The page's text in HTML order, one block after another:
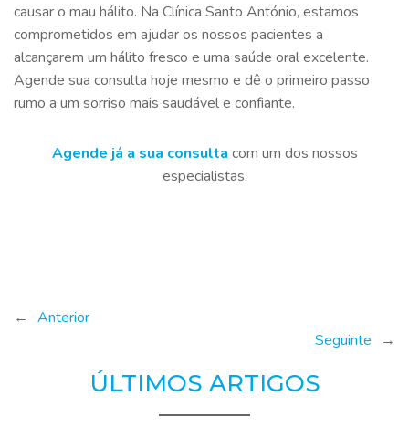
causar o mau hálito. Na Clínica Santo António, estamos
comprometidos em ajudar os nossos pacientes a
alcançarem um hálito fresco e uma saúde oral excelente.
Agende sua consulta hoje mesmo e dê o primeiro passo
rumo a um sorriso mais saudável e confiante.
Agende já a sua consulta com um dos nossos
especialistas.
← Anterior
Seguinte
→
ÚLTIMOS ARTIGOS